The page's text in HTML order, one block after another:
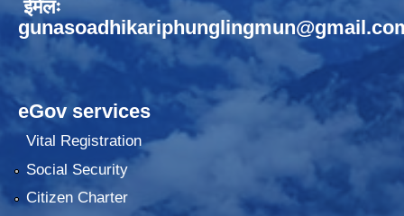
ईमेलः
eGov services
Vital Registration
Social Security
Citizen Charter